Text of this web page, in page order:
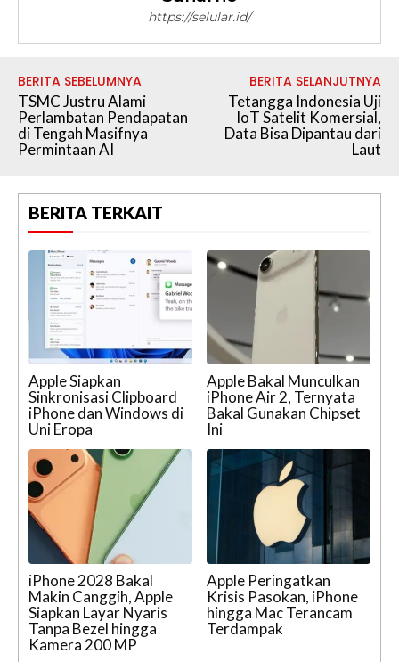
https://selular.id/
BERITA SEBELUMNYA
TSMC Justru Alami
Perlambatan Pendapatan
di Tengah Masifnya
Permintaan AI
BERITA SELANJUTNYA
Tetangga Indonesia Uji
IoT Satelit Komersial,
Data Bisa Dipantau dari
Laut
BERITA TERKAIT
Apple Siapkan
Sinkronisasi Clipboard
iPhone dan Windows di
Uni Eropa
Apple Bakal Munculkan
iPhone Air 2, Ternyata
Bakal Gunakan Chipset
Ini
iPhone 2028 Bakal
Makin Canggih, Apple
Siapkan Layar Nyaris
Tanpa Bezel hingga
Kamera 200 MP
Apple Peringatkan
Krisis Pasokan, iPhone
hingga Mac Terancam
Terdampak